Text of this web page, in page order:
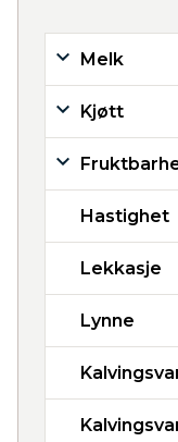
Melk
Kjøtt
Hastighet
Lekkasje
Lynne